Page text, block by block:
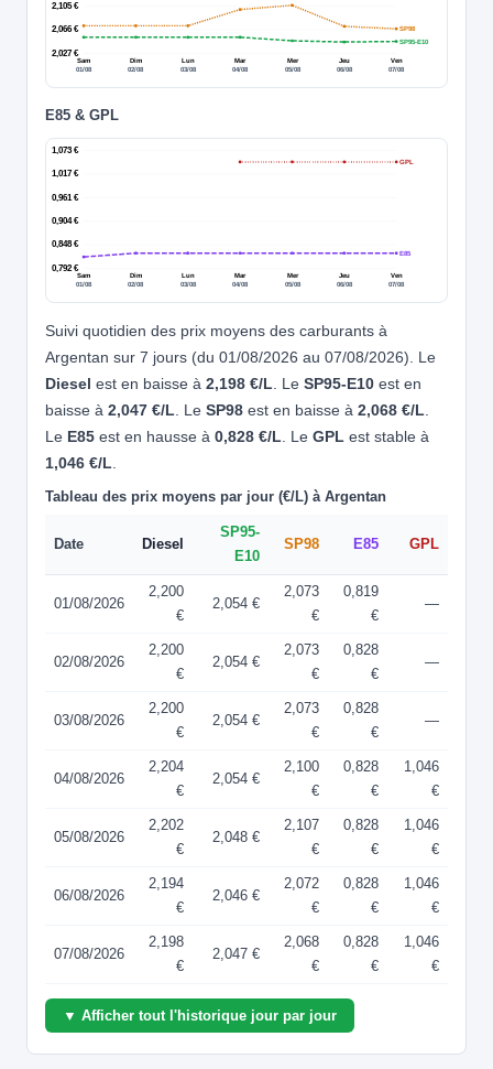
2,027 €
2,066 €
2,105 €
Sam
01/08
Dim
02/08
Lun
03/08
Mar
04/08
Mer
05/08
Jeu
06/08
Ven
07/08
SP95-E10
SP98
E85 & GPL
0,792 €
0,848 €
0,904 €
0,961 €
1,017 €
1,073 €
Sam
01/08
Dim
02/08
Lun
03/08
Mar
04/08
Mer
05/08
Jeu
06/08
Ven
07/08
E85
GPL
Suivi quotidien des prix moyens des carburants à
Argentan sur 7 jours (du 01/08/2026 au 07/08/2026). Le
Diesel est en baisse à 2,198 €/L. Le SP95-E10 est en
baisse à 2,047 €/L. Le SP98 est en baisse à 2,068 €/L.
Le E85 est en hausse à 0,828 €/L. Le GPL est stable à
1,046 €/L.
Tableau des prix moyens par jour (€/L) à Argentan
Date Diesel
SP95-
E10
SP98 E85 GPL
01/08/2026
2,200
€
2,054 €
2,073
€
0,819
€
—
02/08/2026
2,200
€
2,054 €
2,073
€
0,828
€
—
03/08/2026
2,200
€
2,054 €
2,073
€
0,828
€
—
04/08/2026
2,204
€
2,054 €
2,100
€
0,828
€
1,046
€
05/08/2026
2,202
€
2,048 €
2,107
€
0,828
€
1,046
€
06/08/2026
2,194
€
2,046 €
2,072
€
0,828
€
1,046
€
07/08/2026
2,198
€
2,047 €
2,068
€
0,828
€
1,046
€
▼ Afficher tout l'historique jour par jour